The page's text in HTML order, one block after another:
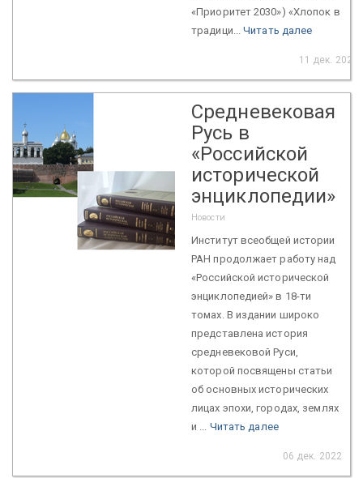
«Приоритет 2030») «Хлопок в
традици...Читать далее
11 дек. 2022
Средневековая
Русь в
«Российской
исторической
энциклопедии»
Новости
Институт всеобщей истории
РАН продолжает работу над
«Российской исторической
энциклопедией» в 18-ти
томах. В издании широко
представлена история
средневековой Руси,
которой посвящены статьи
об основных исторических
лицах эпохи, городах, землях
и ... Читать далее
06 дек. 2022